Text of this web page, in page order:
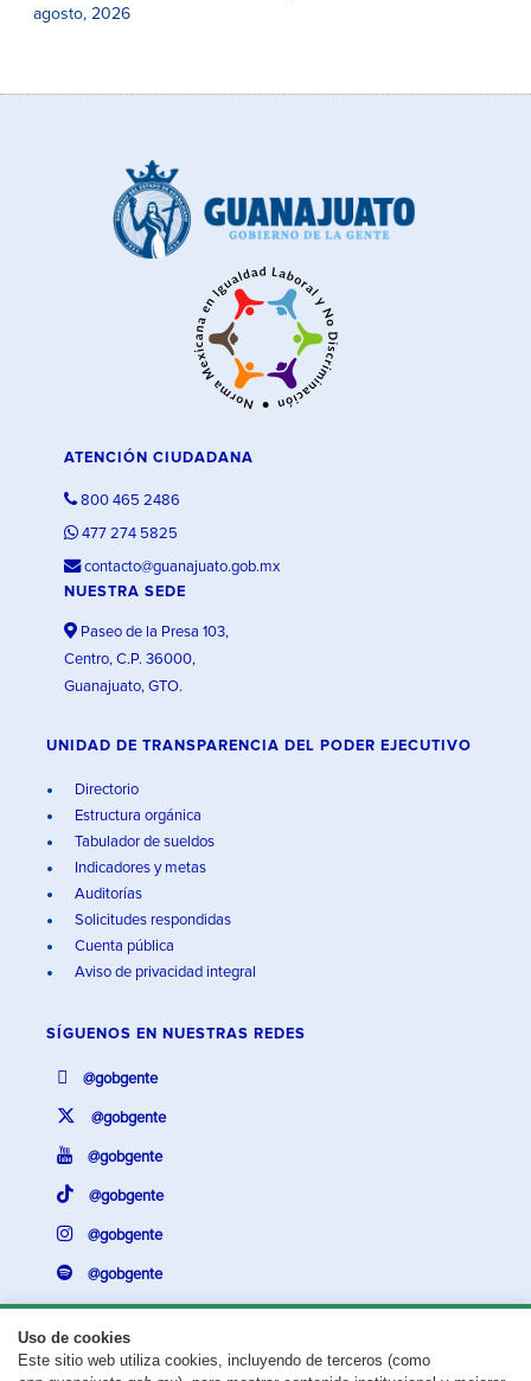
agosto, 2026
Uso de cookies
Este sitio web utiliza cookies, incluyendo de terceros (como
ATENCIÓN CIUDADANA
800 465 2486
477 274 5825
contacto@guanajuato.gob.mx
NUESTRA SEDE
Paseo de la Presa 103,
Centro, C.P. 36000,
Guanajuato, GTO.
UNIDAD DE TRANSPARENCIA DEL PODER EJECUTIVO
Directorio
Estructura orgánica
Tabulador de sueldos
Indicadores y metas
Auditorías
Solicitudes respondidas
Cuenta pública
Aviso de privacidad integral
SÍGUENOS EN NUESTRAS REDES
@gobgente
@gobgente
@gobgente
@gobgente
@gobgente
@gobgente
¿Existe algún problema con esta página?Repórtalo aquí.